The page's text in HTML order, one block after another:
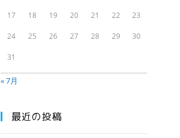
17 18 19 20 21 22 23
24 25 26 27 28 29 30
31
« 7月
最近の投稿